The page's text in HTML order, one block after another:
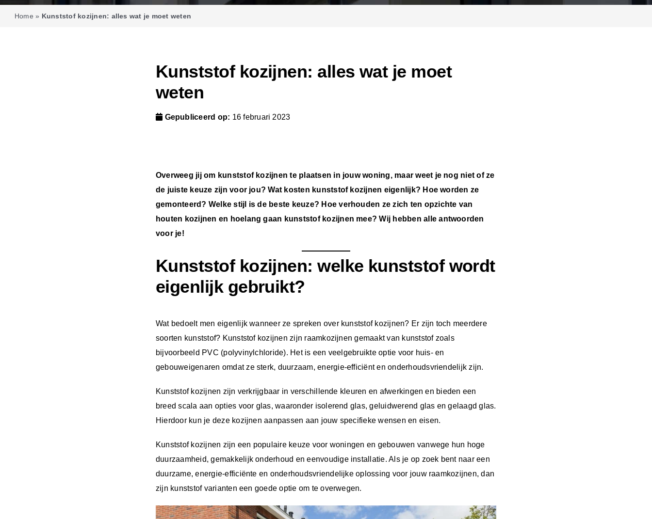
Home » Kunststof kozijnen: alles wat je moet weten
Kunststof kozijnen: alles wat je moet
weten
Gepubliceerd op: 16 februari 2023
Overweeg jij om kunststof kozijnen te plaatsen in jouw woning, maar weet je nog niet of ze
de juiste keuze zijn voor jou? Wat kosten kunststof kozijnen eigenlijk? Hoe worden ze
gemonteerd? Welke stijl is de beste keuze? Hoe verhouden ze zich ten opzichte van
houten kozijnen en hoelang gaan kunststof kozijnen mee? Wij hebben alle antwoorden
voor je!
Kunststof kozijnen: welke kunststof wordt
eigenlijk gebruikt?
Wat bedoelt men eigenlijk wanneer ze spreken over kunststof kozijnen? Er zijn toch meerdere
soorten kunststof? Kunststof kozijnen zijn raamkozijnen gemaakt van kunststof zoals
bijvoorbeeld PVC (polyvinylchloride). Het is een veelgebruikte optie voor huis- en
gebouweigenaren omdat ze sterk, duurzaam, energie-efficiënt en onderhoudsvriendelijk zijn.
Kunststof kozijnen zijn verkrijgbaar in verschillende kleuren en afwerkingen en bieden een
breed scala aan opties voor glas, waaronder isolerend glas, geluidwerend glas en gelaagd glas.
Hierdoor kun je deze kozijnen aanpassen aan jouw specifieke wensen en eisen.
Kunststof kozijnen zijn een populaire keuze voor woningen en gebouwen vanwege hun hoge
duurzaamheid, gemakkelijk onderhoud en eenvoudige installatie. Als je op zoek bent naar een
duurzame, energie-efficiënte en onderhoudsvriendelijke oplossing voor jouw raamkozijnen, dan
zijn kunststof varianten een goede optie om te overwegen.